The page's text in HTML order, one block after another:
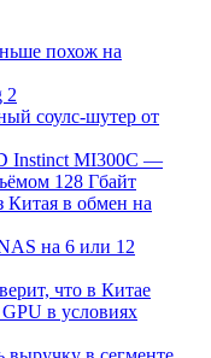
похож на
2
соулс-шутер от
Instinct MI300C —
128 Гбайт
Китая в обмен на
на 6 или 12
что в Китае
в условиях